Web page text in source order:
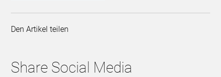
Den Artikel teilen
Share Social Media